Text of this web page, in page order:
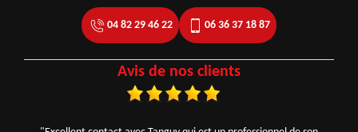
04 82 29 46 22 06 36 37 18 87
Avis de nos clients